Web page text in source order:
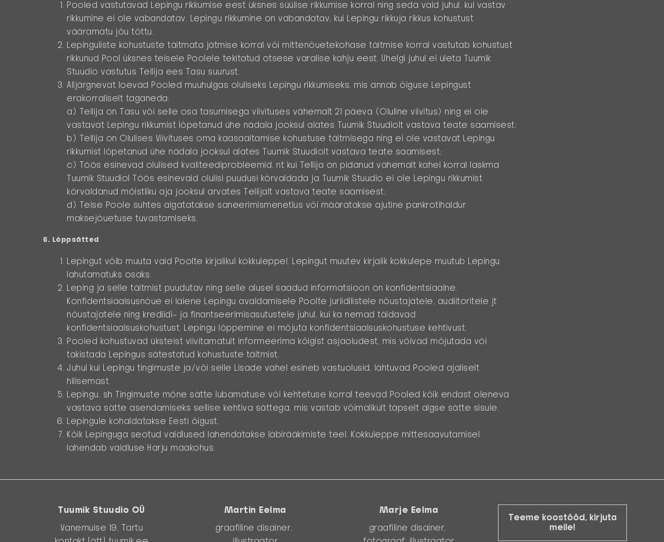
Pooled vastutavad Lepingu rikkumise eest üksnes süülise rikkumise korral ning seda vaid juhul, kui vastav
rikkumine ei ole vabandatav. Lepingu rikkumine on vabandatav, kui Lepingu rikkuja rikkus kohustust
vääramatu jõu tõttu.
Lepinguliste kohustuste täitmata jätmise korral või mittenõuetekohase täitmise korral vastutab kohustust
rikkunud Pool üksnes teisele Poolele tekitatud otsese varalise kahju eest. Ühelgi juhul ei ületa Tuumik
Stuudio vastutus Tellija ees Tasu suurust.
Alljärgnevat loevad Pooled muuhulgas oluliseks Lepingu rikkumiseks, mis annab õiguse Lepingust
erakorraliselt taganeda:
a) Tellija on Tasu või selle osa tasumisega viivituses vähemalt 21 päeva (Oluline viivitus) ning ei ole
vastavat Lepingu rikkumist lõpetanud ühe nädala jooksul alates Tuumik Stuudiolt vastava teate saamisest;
b) Tellija on Olulises Viivituses oma kaasaaitamise kohustuse täitmisega ning ei ole vastavat Lepingu
rikkumist lõpetanud ühe nädala jooksul alates Tuumik Stuudiolt vastava teate saamisest;
c) Töös esinevad olulised kvaliteediprobleemid, nt kui Tellija on pidanud vähemalt kahel korral laskma
Tuumik Stuudiol Töös esinevaid olulisi puudusi kõrvaldada ja Tuumik Stuudio ei ole Lepingu rikkumist
kõrvaldanud mõistliku aja jooksul arvates Tellijalt vastava teate saamisest;
d) Teise Poole suhtes algatatakse saneerimismenetlus või määratakse ajutine pankrotihaldur
maksejõuetuse tuvastamiseks.
6. Lõppsätted
Lepingut võib muuta vaid Poolte kirjalikul kokkuleppel. Lepingut muutev kirjalik kokkulepe muutub Lepingu
lahutamatuks osaks.
Leping ja selle täitmist puudutav ning selle alusel saadud informatsioon on konfidentsiaalne.
Konfidentsiaalsus­nõue ei laiene Lepingu avaldamisele Poolte juriidilistele nõustajatele, audiitoritele jt
nõustajatele ning krediidi- ja finantseerimisasutustele juhul, kui ka nemad täidavad
konfidentsiaalsuskohustust. Lepingu lõppemine ei mõjuta konfidentsiaalsuskohustuse kehtivust.
Pooled kohustuvad üksteist viivitamatult informeerima kõigist asjaoludest, mis võivad mõjutada või
takistada Lepingus sätestatud kohustuste täitmist.
Juhul kui Lepingu tingimuste ja/või selle Lisade vahel esineb vastuolusid, lähtuvad Pooled ajaliselt
hilisemast.
Lepingu, sh Tingimuste mõne sätte lubamatuse või kehtetuse korral teevad Pooled kõik endast oleneva
vastava sätte asendamiseks sellise kehtiva sättega, mis vastab võimalikult täpselt algse sätte sisule.
Lepingule kohaldatakse Eesti õigust.
Kõik Lepinguga seotud vaidlused lahendatakse läbirääkimiste teel. Kokkuleppe mittesaavutamisel
lahendab vaidluse Harju maakohus.
Tuumik Stuudio OÜ
Vanemuise 19, Tartu
Martin Eelma
graafiline disainer,
Marje Eelma
graafiline disainer,
Teeme koostööd, kirjuta
meile!